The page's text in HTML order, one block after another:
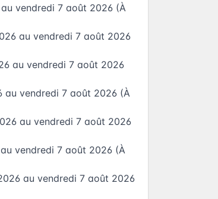
auvendredi 7 août 2026 (À
auvendredi 7 août 2026
auvendredi 7 août 2026
auvendredi 7 août 2026 (À
auvendredi 7 août 2026
auvendredi 7 août 2026 (À
auvendredi 7 août 2026